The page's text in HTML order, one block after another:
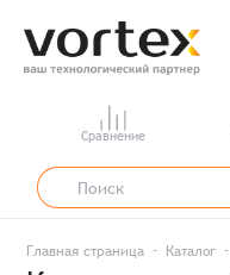
Сравнение
Главная страница Каталог